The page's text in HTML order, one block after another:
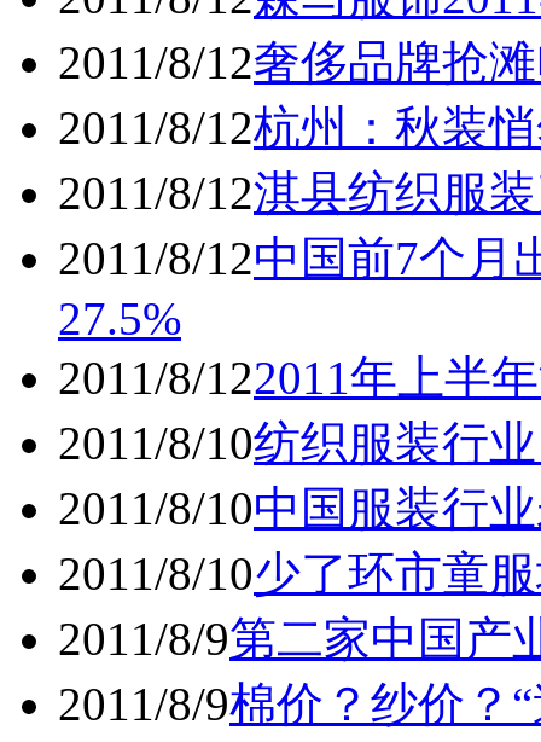
2011/8/12奢侈品牌抢
2011/8/12杭州：秋装
2011/8/12淇县纺织服
2011/8/12中国前7个月
27.5%
2011/8/122011年上半
2011/8/10纺织服装行
2011/8/10中国服装行
2011/8/10少了环市童
2011/8/9第二家中国产
2011/8/9棉价？纱价？